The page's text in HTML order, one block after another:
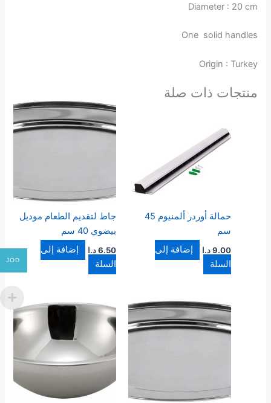
Diameter : 20 cm
One solid handles
Origin : Turkey
منتجات ذات صلة
حمالة أوردر ألمنيوم 45
سم
9.00 د.ا
إضافة إلى
السلة
جاط لتقديم الطعام موديل
بيضوي 40 سم
6.50د.ا
إضافة إلى
السلة
JOD